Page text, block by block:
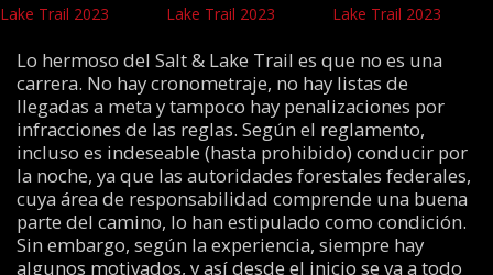
Lo hermoso del Salt & Lake Trail es que no es una
carrera. No hay cronometraje, no hay listas de
llegadas a meta y tampoco hay penalizaciones por
infracciones de las reglas. Según el reglamento,
incluso es indeseable (hasta prohibido) conducir por
la noche, ya que las autoridades forestales federales,
cuya área de responsabilidad comprende una buena
parte del camino, lo han estipulado como condición.
Sin embargo, según la experiencia, siempre hay
algunos motivados, y así desde el inicio se va a todo